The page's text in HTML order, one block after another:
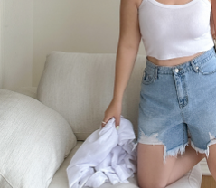
MADE
세트할인 ~30%